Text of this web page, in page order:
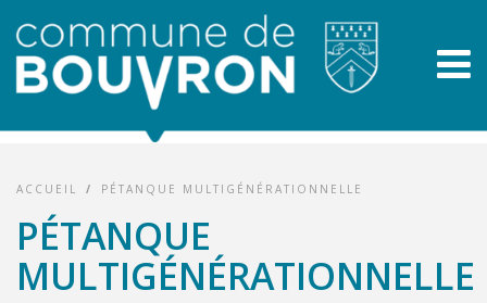
ACCUEIL / PÉTANQUE MULTIGÉNÉRATIONNELLE
PÉTANQUE
MULTIGÉNÉRATIONNELLE